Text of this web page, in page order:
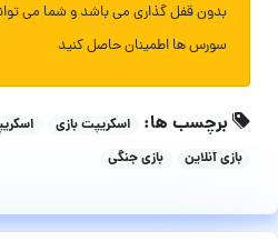
بدون قفل گذاری می باشد و شما می
سورس ها اطمینان حاصل کنید
برچسب ها: اسکریپت بازی
بازی آنلاین
بازی جنگی